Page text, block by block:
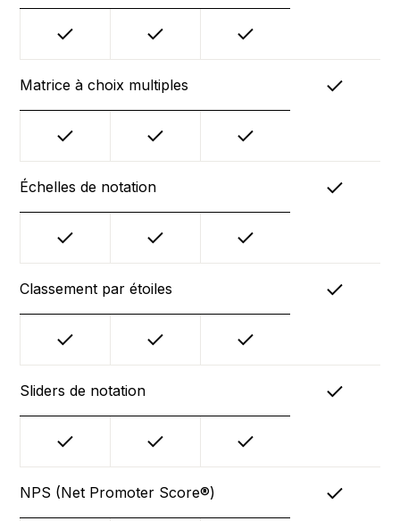
Matrice à choix multiples
Échelles de notation
Classement par étoiles
Sliders de notation
NPS (Net Promoter Score®)